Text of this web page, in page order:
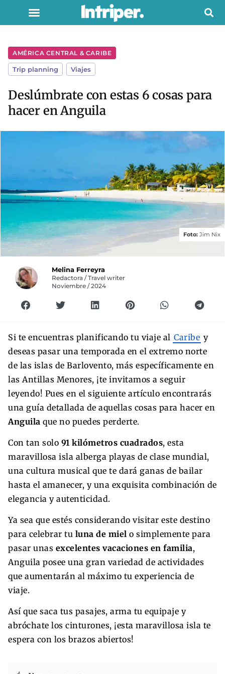
AMÉRICA CENTRAL & CARIBE
Trip planning Viajes
Deslúmbrate con estas 6 cosas para
hacer en Anguila
Foto: Jim Nix
Melina Ferreyra
Redactora / Travel writer
Noviembre / 2024
Si te encuentras planificando tu viaje al Caribe y
deseas pasar una temporada en el extremo norte
de las islas de Barlovento, más específicamente en
las Antillas Menores, ¡te invitamos a seguir
leyendo! Pues en el siguiente artículo encontrarás
una guía detallada de aquellas cosas para hacer en
Anguila que no puedes perderte.
Con tan solo 91 kilómetros cuadrados, esta
maravillosa isla alberga playas de clase mundial,
una cultura musical que te dará ganas de bailar
hasta el amanecer, y una exquisita combinación de
elegancia y autenticidad.
Ya sea que estés considerando visitar este destino
para celebrar tu luna de miel o simplemente para
pasar unas excelentes vacaciones en familia,
Anguila posee una gran variedad de actividades
que aumentarán al máximo tu experiencia de
viaje.
Así que saca tus pasajes, arma tu equipaje y
abróchate los cinturones, ¡esta maravillosa isla te
espera con los brazos abiertos!